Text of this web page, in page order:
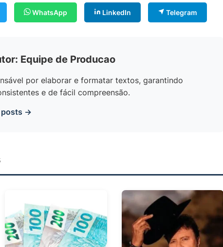
WhatsApp LinkedIn Telegram
Equipe de Producao
por elaborar e formatar textos, garantindo
e de fácil compreensão.
posts →